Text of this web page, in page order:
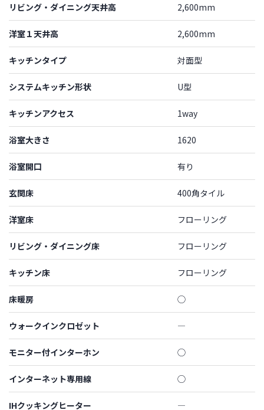
リビング・ダイニング天井高 2,600mm
洋室１天井高 2,600mm
キッチンタイプ 対面型
システムキッチン形状 U型
キッチンアクセス 1way
浴室大きさ 1620
浴室開口 有り
玄関床 400角タイル
洋室床 フローリング
リビング・ダイニング床 フローリング
キッチン床 フローリング
床暖房 ◯
ウォークインクロゼット ―
モニター付インターホン ◯
インターネット専用線 ◯
IHクッキングヒーター ―